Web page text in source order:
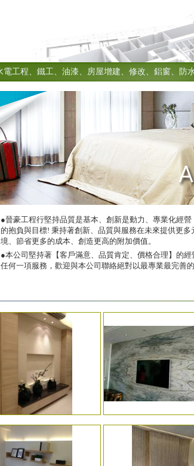
工程、鐵工、油漆、房屋增建、修改、鋁窗、防
●晉豪工程行堅持品質是基本、創新是動力、專業化經
的抱負與目標! 秉持著創新、品質與服務在未來提供更
境、節省更多的成本、創造更高的附加價值。
●本公司堅持著【客戶滿意、品質肯定、價格合理】的
任何一項服務，歡迎與本公司聯絡絕對以最專業最完善